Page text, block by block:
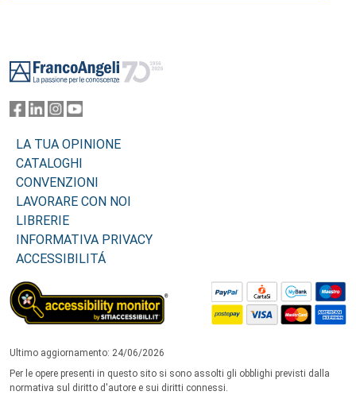
LA TUA OPINIONE
CATALOGHI
CONVENZIONI
LAVORARE CON NOI
LIBRERIE
INFORMATIVA PRIVACY
ACCESSIBILITÁ
Ultimo aggiornamento: 24/06/2026
Per le opere presenti in questo sito si sono assolti gli obblighi previsti dalla
normativa sul diritto d'autore e sui diritti connessi.